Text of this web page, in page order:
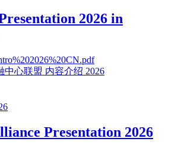
2026 in
中心联盟 内容介绍 2026
Presentation 2026